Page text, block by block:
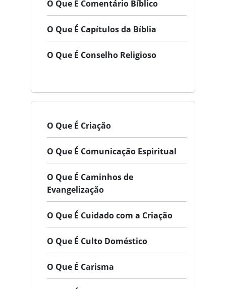
O Que É Comentário Bíblico
O Que É Capítulos da Bíblia
O Que É Conselho Religioso
O Que É Criação
O Que É Comunicação Espiritual
O Que É Caminhos de
Evangelização
O Que É Cuidado com a Criação
O Que É Culto Doméstico
O Que É Carisma